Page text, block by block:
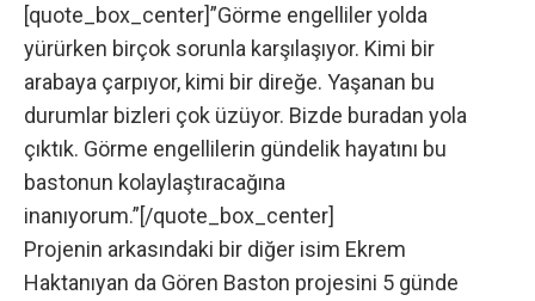
[quote_box_center]”Görme engelliler yolda
yürürken birçok sorunla karşılaşıyor. Kimi bir
arabaya çarpıyor, kimi bir direğe. Yaşanan bu
durumlar bizleri çok üzüyor. Bizde buradan yola
çıktık. Görme engellilerin gündelik hayatını bu
bastonun kolaylaştıracağına
inanıyorum.”[/quote_box_center]
Projenin arkasındaki bir diğer isim Ekrem
Haktanıyan da Gören Baston projesini 5 günde